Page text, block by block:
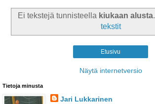
Ei tekstejä tunnisteella kiukaan alusta.
tekstit
Etusivu
Näytä internetversio
Tietoja minusta
Jari Lukkarinen